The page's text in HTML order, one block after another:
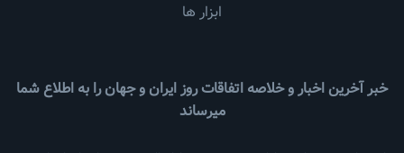
خبر آخرین اخبار و خلاصه اتفاقات روز ایران و جهان را به اطلاع شما
میرساند
ابزار ها